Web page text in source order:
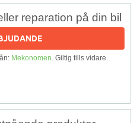
reparation på din bil
Mekonomen. Giltig tills vidare.